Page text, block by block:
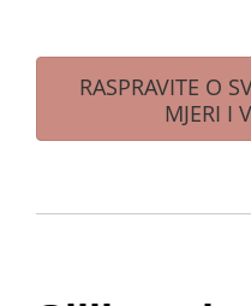
RASPRAVITE O
MJERI I